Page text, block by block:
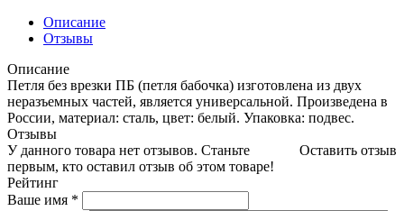
Описание
Отзывы
Описание
Петля без врезки ПБ (петля бабочка) изготовлена из двух
неразъемных частей, является универсальной. Произведена в
России, материал: сталь, цвет: белый. Упаковка: подвес.
Отзывы
Оставить отзыв
У данного товара нет отзывов. Станьте
первым, кто оставил отзыв об этом товаре!
Рейтинг
Ваше имя *